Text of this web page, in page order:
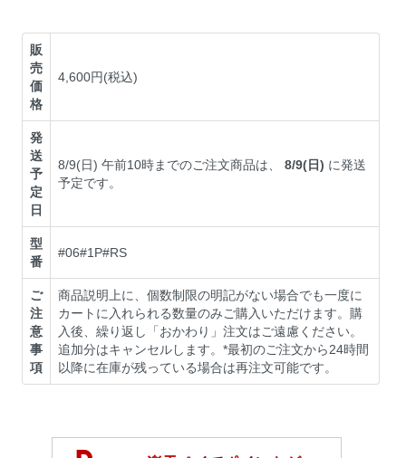
販
売
価
格
4,600円(税込)
発
送
予
定
日
8/9(日) 午前10時までのご注文商品は、8/9(日) に発送
予定です。
型
番
#06#1P#RS
ご
注
意
事
項
商品説明上に、個数制限の明記がない場合でも一度に
カートに入れられる数量のみご購入いただけます。購
入後、繰り返し「おかわり」注文はご遠慮ください。
追加分はキャンセルします。*最初のご注文から24時間
以降に在庫が残っている場合は再注文可能です。